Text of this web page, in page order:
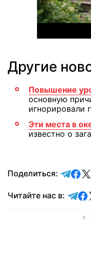
Другие
Повышение
основную
игнорировали
Эти места в
известно о
Поделиться:
Читайте нас в: